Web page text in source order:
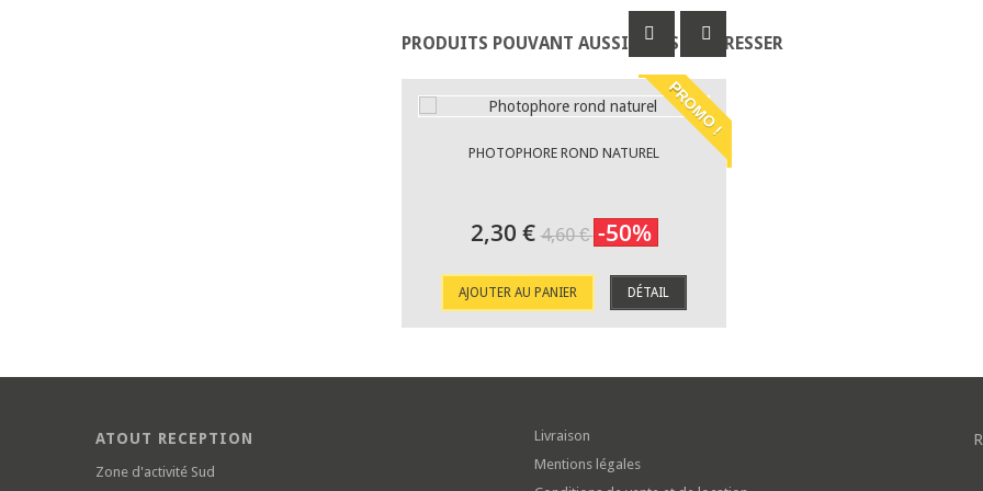
PRODUITS POUVANT AUSSI VOUS INTÉRESSER
PROMO !
PHOTOPHORE ROND NATUREL
2,30 €4,60 € -50%
AJOUTER AU PANIER DÉTAIL
ATOUT RECEPTION
Zone d'activité Sud
Livraison
Mentions légales